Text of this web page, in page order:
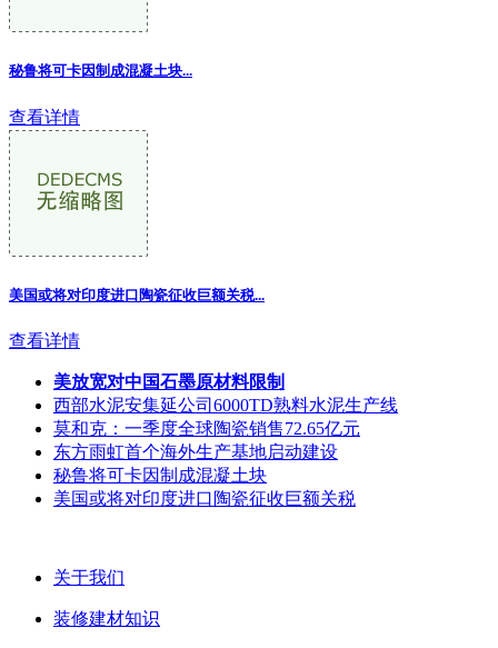
秘鲁将可卡因制成混凝土块...
查看详情
美国或将对印度进口陶瓷征收巨额关税...
查看详情
美放宽对中国石墨原材料限制
西部水泥安集延公司6000TD熟料水泥生产线
莫和克：一季度全球陶瓷销售72.65亿元
东方雨虹首个海外生产基地启动建设
秘鲁将可卡因制成混凝土块
美国或将对印度进口陶瓷征收巨额关税
关于我们
装修建材知识